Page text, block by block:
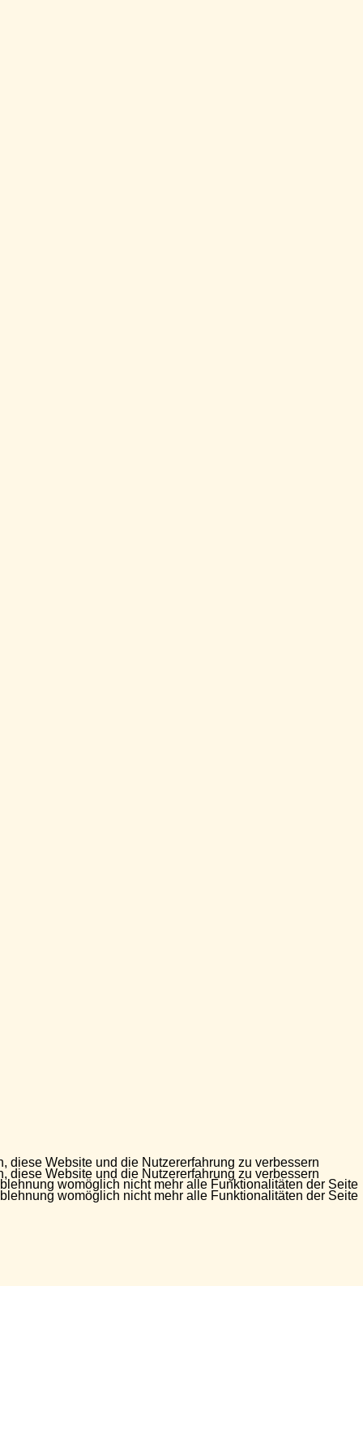
diese Website und die Nutzererfahrung zu verbessern
womöglich nicht mehr alle Funktionalitäten der Seite
diese Website und die Nutzererfahrung zu verbessern
womöglich nicht mehr alle Funktionalitäten der Seite